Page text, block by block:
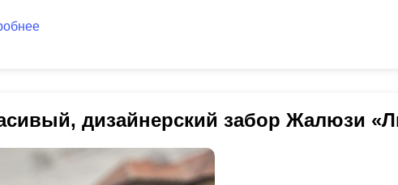
дизайнерский забор Жалюзи